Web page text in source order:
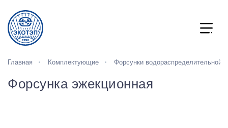
Главная Комплектующие Форсунки водораспределительной
Форсунка эжекционная